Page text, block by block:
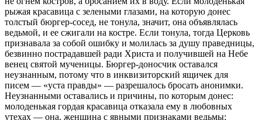
рыжая красавица с зелеными глазами, на которую донес
толстый бюргер-сосед, не тонула, значит, она объявлялась
ведьмой, и ее сжигали на костре. Если тонула, тогда Церковь
признавала за собой ошибку и молилась за душу праведницы,
безвинно пострадавшей ради Христа и получившей на Небе
венец святой мученицы. Бюргер-доносчик оставался
неузнанным, потому что в инквизиторский ящичек для
писем — «уста правды» — разрешалось бросать анонимки.
Неузнанными оставались и причины, по которым донес:
молоденькая гордая красавица отказала ему в любовных
утехах — она, женщина с явными признаками ведьмы;